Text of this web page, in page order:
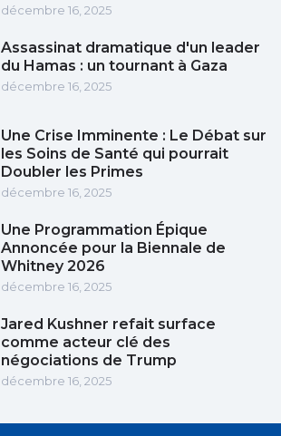
décembre 16, 2025
Assassinat dramatique d'un leader
du Hamas : un tournant à Gaza
décembre 16, 2025
Une Crise Imminente : Le Débat sur
les Soins de Santé qui pourrait
Doubler les Primes
décembre 16, 2025
Une Programmation Épique
Annoncée pour la Biennale de
Whitney 2026
décembre 16, 2025
Jared Kushner refait surface
comme acteur clé des
négociations de Trump
décembre 16, 2025